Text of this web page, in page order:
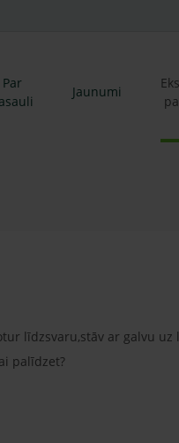
Par
Jaunumi
līdzsvaru,stāv ar galvu
palīdzet?